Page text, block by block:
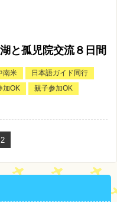
と孤児院交流８日間
南米
日本語ガイド同行
加OK
親子参加OK
2